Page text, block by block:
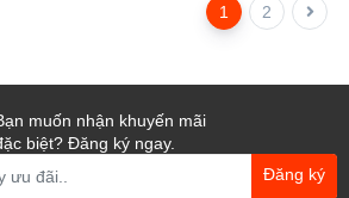
1 2
muốn nhận khuyến mãi
biệt? Đăng ký ngay.
Đăng ký